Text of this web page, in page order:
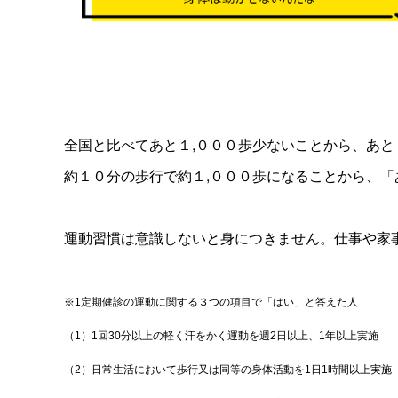
全国と比べてあと１,０００歩少ないことから、あ
約１０分の歩行で約１,０００歩になることから、
運動習慣は意識しないと身につきません。仕事や
※1定期健診の運動に関する３つの項目で「はい」と答えた人
（1）1回30分以上の軽く汗をかく運動を週2日以上、1年以上実施
（2）日常生活において歩行又は同等の身体活動を1日1時間以上実施